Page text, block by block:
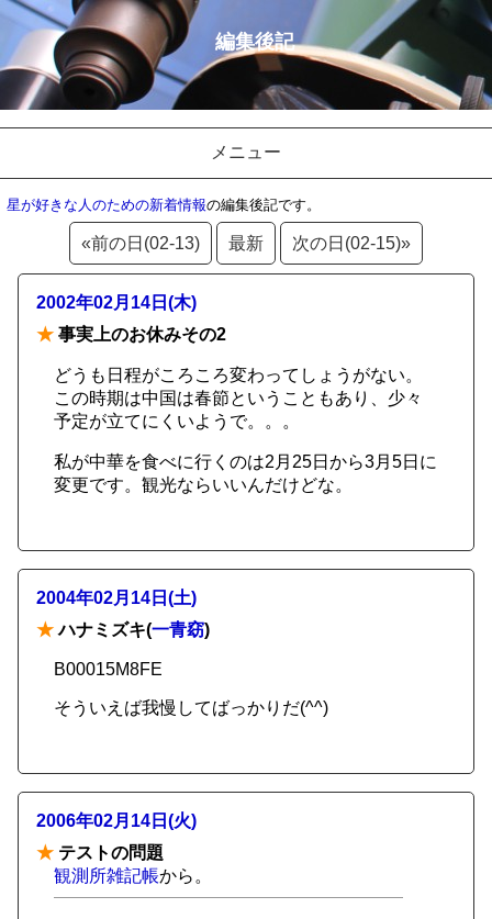
編集後記
メニュー
星が好きな人のための新着情報の編集後記です。
«前の日(02-13) 最新 次の日(02-15)»
2002年02月14日(木)
★ 事実上のお休みその2
どうも日程がころころ変わってしょうがない。
この時期は中国は春節ということもあり、少々
予定が立てにくいようで。。。
私が中華を食べに行くのは2月25日から3月5日に
変更です。観光ならいいんだけどな。
2004年02月14日(土)
★ハナミズキ(一青窈)
B00015M8FE
そういえば我慢してばっかりだ(^^)
2006年02月14日(火)
★ テストの問題
観測所雑記帳から。